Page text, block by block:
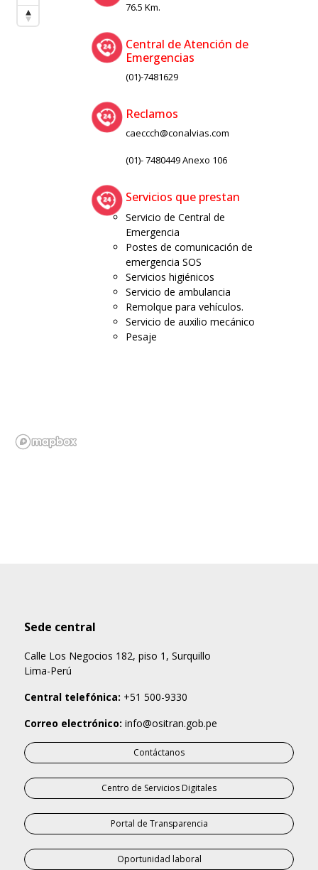
76.5 Km.
Central de Atención de
Emergencias
(01)-7481629
Reclamos
caeccch@conalvias.com
(01)- 7480449 Anexo 106
Servicios que prestan
Servicio de Central de
Emergencia
Postes de comunicación de
emergencia SOS
Servicios higiénicos
Servicio de ambulancia
Remolque para vehículos.
Servicio de auxilio mecánico
Pesaje
Sede central
Calle Los Negocios 182, piso 1, Surquillo
Lima-Perú
Central telefónica: +51 500-9330
Correo electrónico: info@ositran.gob.pe
Contáctanos
Centro de Servicios Digitales
Portal de Transparencia
Oportunidad laboral